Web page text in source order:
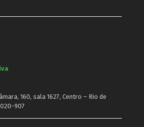
160, sala 1627, Centro – Rio de
907